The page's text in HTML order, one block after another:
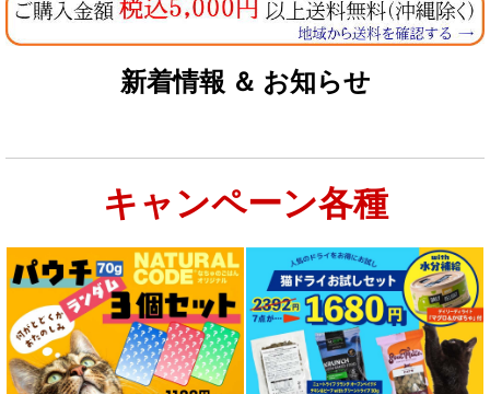
お試しドライフード少量パック犬用
特集：大型犬＆多頭飼い用：セット＆大袋ドッグフード
特集 グリーントライプ（第４胃）とは
特集 フリーズドライ
特集 エアドライフード
新着情報 ＆ お知らせ
キャンペーン各種